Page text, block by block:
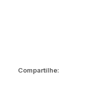
Compartilhe: